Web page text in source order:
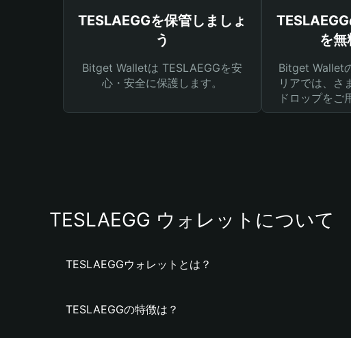
TESLAEGGを保管しましょ
う
Bitget Walletは TESLAEGGを安
心・安全に保護します。
を
Bitget Wallet
リアでは、さ
ドロップをご
TESLAEGG ウォレットについて
TESLAEGGウォレットとは？
TESLAEGGの特徴は？